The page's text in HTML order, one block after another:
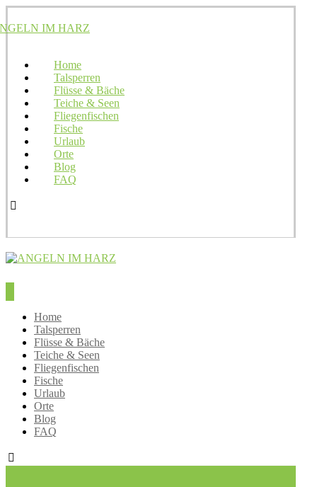
Home
Talsperren
Flüsse & Bäche
Teiche & Seen
Fliegenfischen
Fische
Urlaub
Orte
Blog
FAQ
Home
Talsperren
Flüsse & Bäche
Teiche & Seen
Fliegenfischen
Fische
Urlaub
Orte
Blog
FAQ